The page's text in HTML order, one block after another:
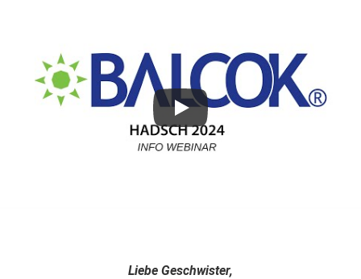
Liebe Geschwister,